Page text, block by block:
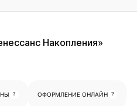
Накопления»
? ОФОРМЛЕНИЕ ОНЛАЙН ?